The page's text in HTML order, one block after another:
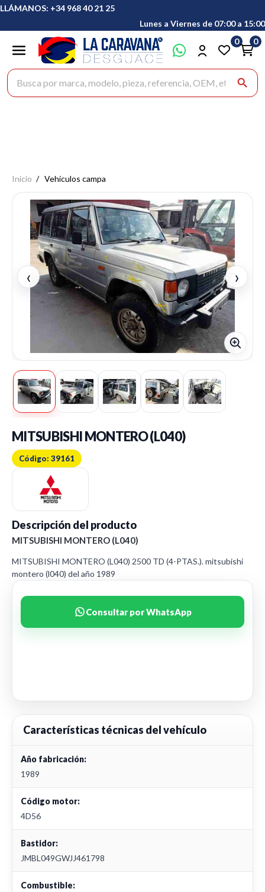
LLÁMANOS: +34 968 40 21 25
Lunes a Viernes de 07:00 a 15:00
Buscar productos
search
0 0
Inicio Vehículos campa
‹ ›
MITSUBISHI MONTERO (L040)
Código: 39161
Descripción del producto
MITSUBISHI MONTERO (L040)
MITSUBISHI MONTERO (L040) 2500 TD (4-PTAS.). mitsubishi
montero (l040) del año 1989
Consultar por WhatsApp
Características técnicas del vehículo
Año fabricación:
1989
Código motor:
4D56
Bastidor:
JMBL049GWJJ461798
Combustible: